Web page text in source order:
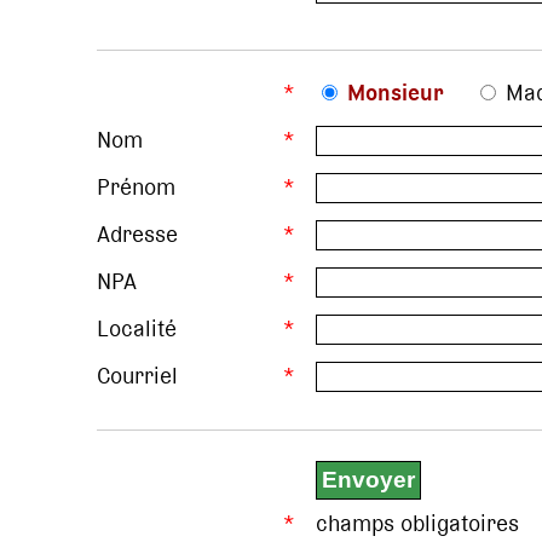
* Monsieur
Nom
*
Prénom
*
Adresse
*
NPA
*
Localité
*
Courriel
*
* champs obligatoires